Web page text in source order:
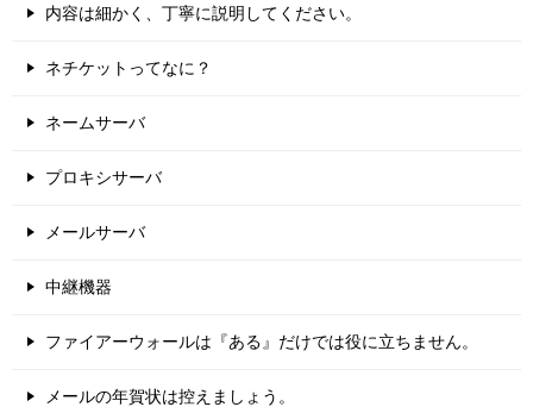
内容は細かく、丁寧に説明してください。
ネチケットってなに？
ネームサーバ
プロキシサーバ
メールサーバ
中継機器
ファイアーウォールは『ある』だけでは役に立ちません。
メールの年賀状は控えましょう。